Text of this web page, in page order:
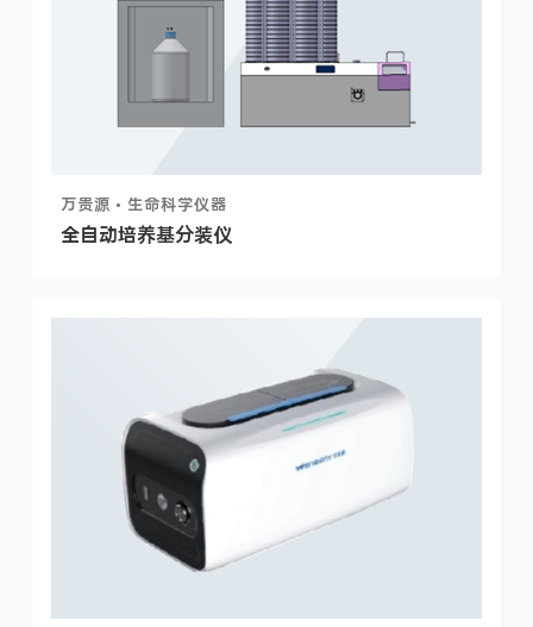
万贵源 • 生命科学仪器
全自动培养基分装仪